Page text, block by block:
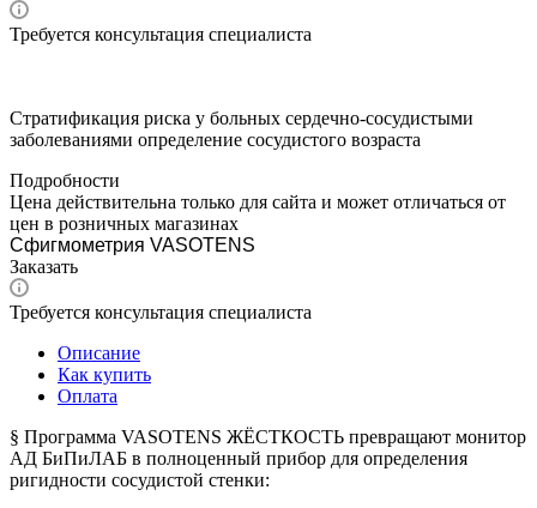
Требуется консультация специалиста
Стратификация риска у больных сердечно-сосудистыми
заболеваниями определение сосудистого возраста
Подробности
Цена действительна только для сайта и может отличаться от
цен в розничных магазинах
Сфигмометрия VASOTENS
Заказать
Требуется консультация специалиста
Описание
Как купить
Оплата
§ Программа VASOTENS ЖЁСТКОСТЬ превращают монитор
АД БиПиЛАБ в полноценный прибор для определения
ригидности сосудистой стенки: